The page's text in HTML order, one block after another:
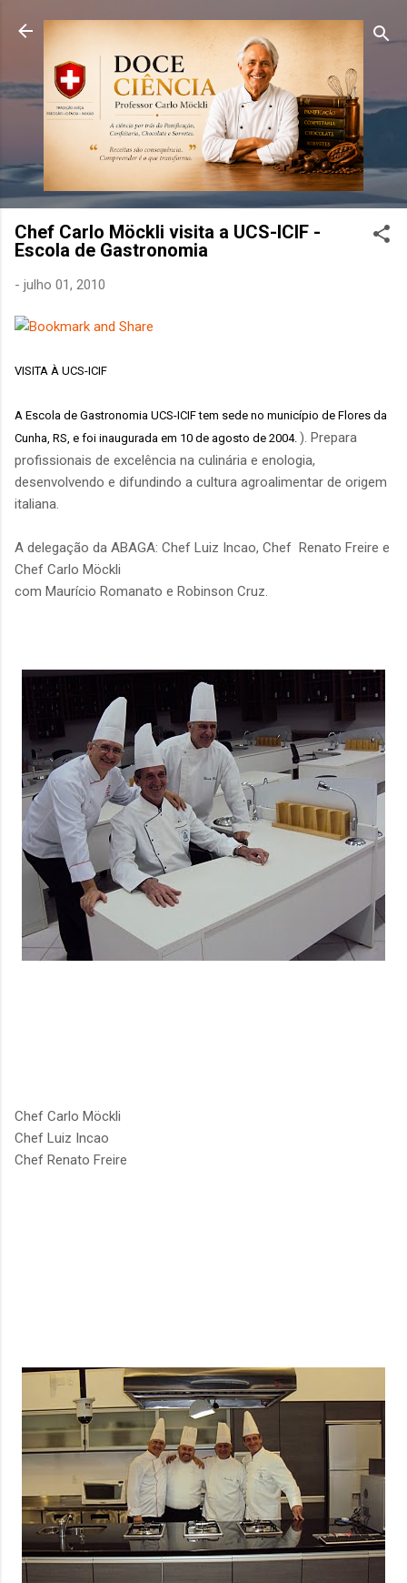
Pular para o conteúdo principal
Chef Carlo Möckli visita a UCS-ICIF -
Escola de Gastronomia
- julho 01, 2010
VISITA À UCS-ICIF
A Escola de Gastronomia UCS-ICIF tem sede no município de Flores da
Cunha, RS, e foi inaugurada em 10 de agosto de 2004. ). Prepara
profissionais de excelência na culinária e enologia,
desenvolvendo e difundindo a cultura agroalimentar de origem
italiana.
A delegação da ABAGA: Chef Luiz Incao, Chef Renato Freire e
Chef Carlo Möckli
com Maurício Romanato e Robinson Cruz.
Chef Carlo Möckli
Chef Luiz Incao
Chef Renato Freire